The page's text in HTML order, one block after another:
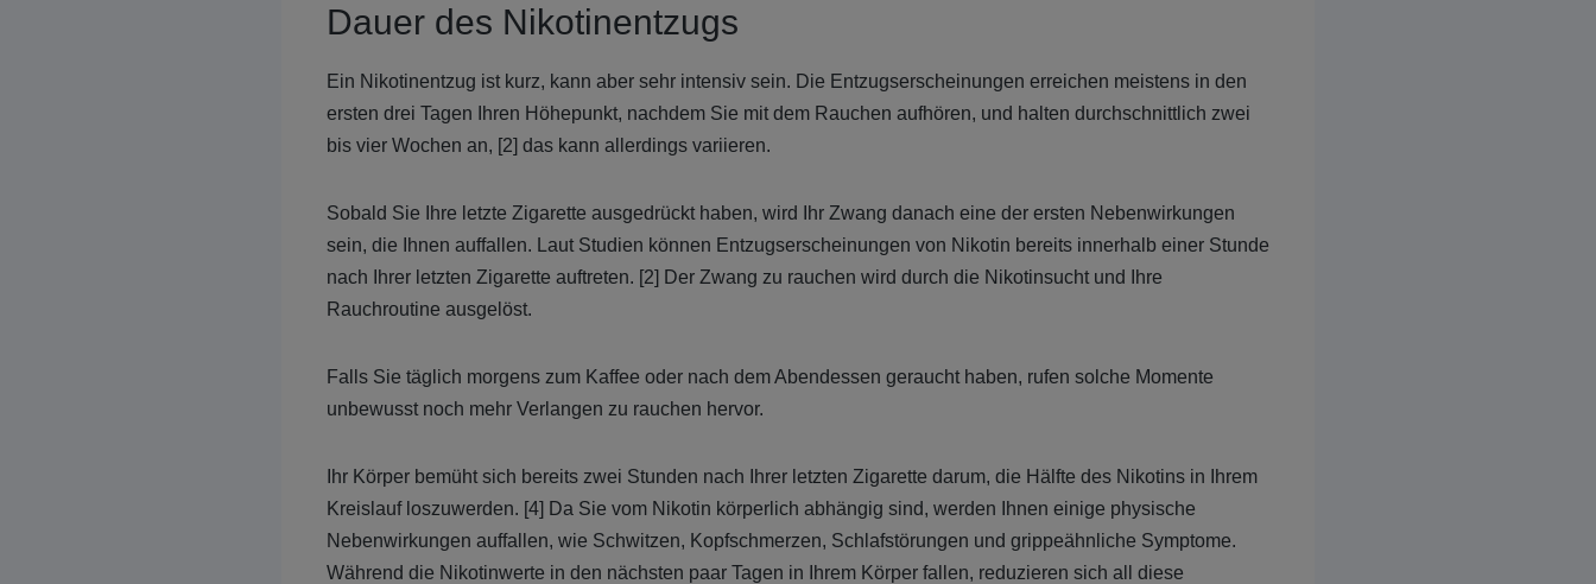
Dauer des Nikotinentzugs
Ein Nikotinentzug ist kurz, kann aber sehr intensiv sein. Die Entzugserscheinungen erreichen meistens in den
ersten drei Tagen Ihren Höhepunkt, nachdem Sie mit dem Rauchen aufhören, und halten durchschnittlich zwei
bis vier Wochen an, [2] das kann allerdings variieren.
Sobald Sie Ihre letzte Zigarette ausgedrückt haben, wird Ihr Zwang danach eine der ersten Nebenwirkungen
sein, die Ihnen auffallen. Laut Studien können Entzugserscheinungen von Nikotin bereits innerhalb einer Stunde
nach Ihrer letzten Zigarette auftreten. [2] Der Zwang zu rauchen wird durch die Nikotinsucht und Ihre
Rauchroutine ausgelöst.
Falls Sie täglich morgens zum Kaffee oder nach dem Abendessen geraucht haben, rufen solche Momente
unbewusst noch mehr Verlangen zu rauchen hervor.
Ihr Körper bemüht sich bereits zwei Stunden nach Ihrer letzten Zigarette darum, die Hälfte des Nikotins in Ihrem
Kreislauf loszuwerden. [4] Da Sie vom Nikotin körperlich abhängig sind, werden Ihnen einige physische
Nebenwirkungen auffallen, wie Schwitzen, Kopfschmerzen, Schlafstörungen und grippeähnliche Symptome.
Während die Nikotinwerte in den nächsten paar Tagen in Ihrem Körper fallen, reduzieren sich all diese